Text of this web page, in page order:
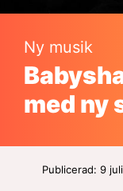
Ny musik
med ny
Publicerad: 9